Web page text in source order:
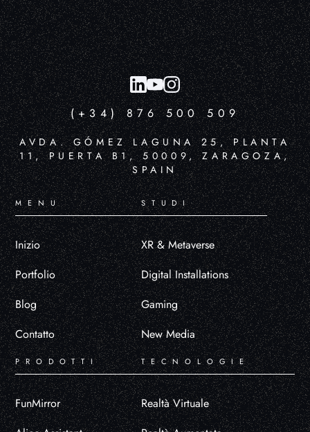
(+34) 876 500 509
AVDA. GÓMEZ LAGUNA 25, PLANTA
11, PUERTA B1, 50009, ZARAGOZA,
SPAIN
MENU
Inizio
Portfolio
Blog
Contatto
STUDI
XR & Metaverse
Digital Installations
Gaming
New Media
PRODOTTI
FunMirror
TECNOLOGIE
Realtà Virtuale